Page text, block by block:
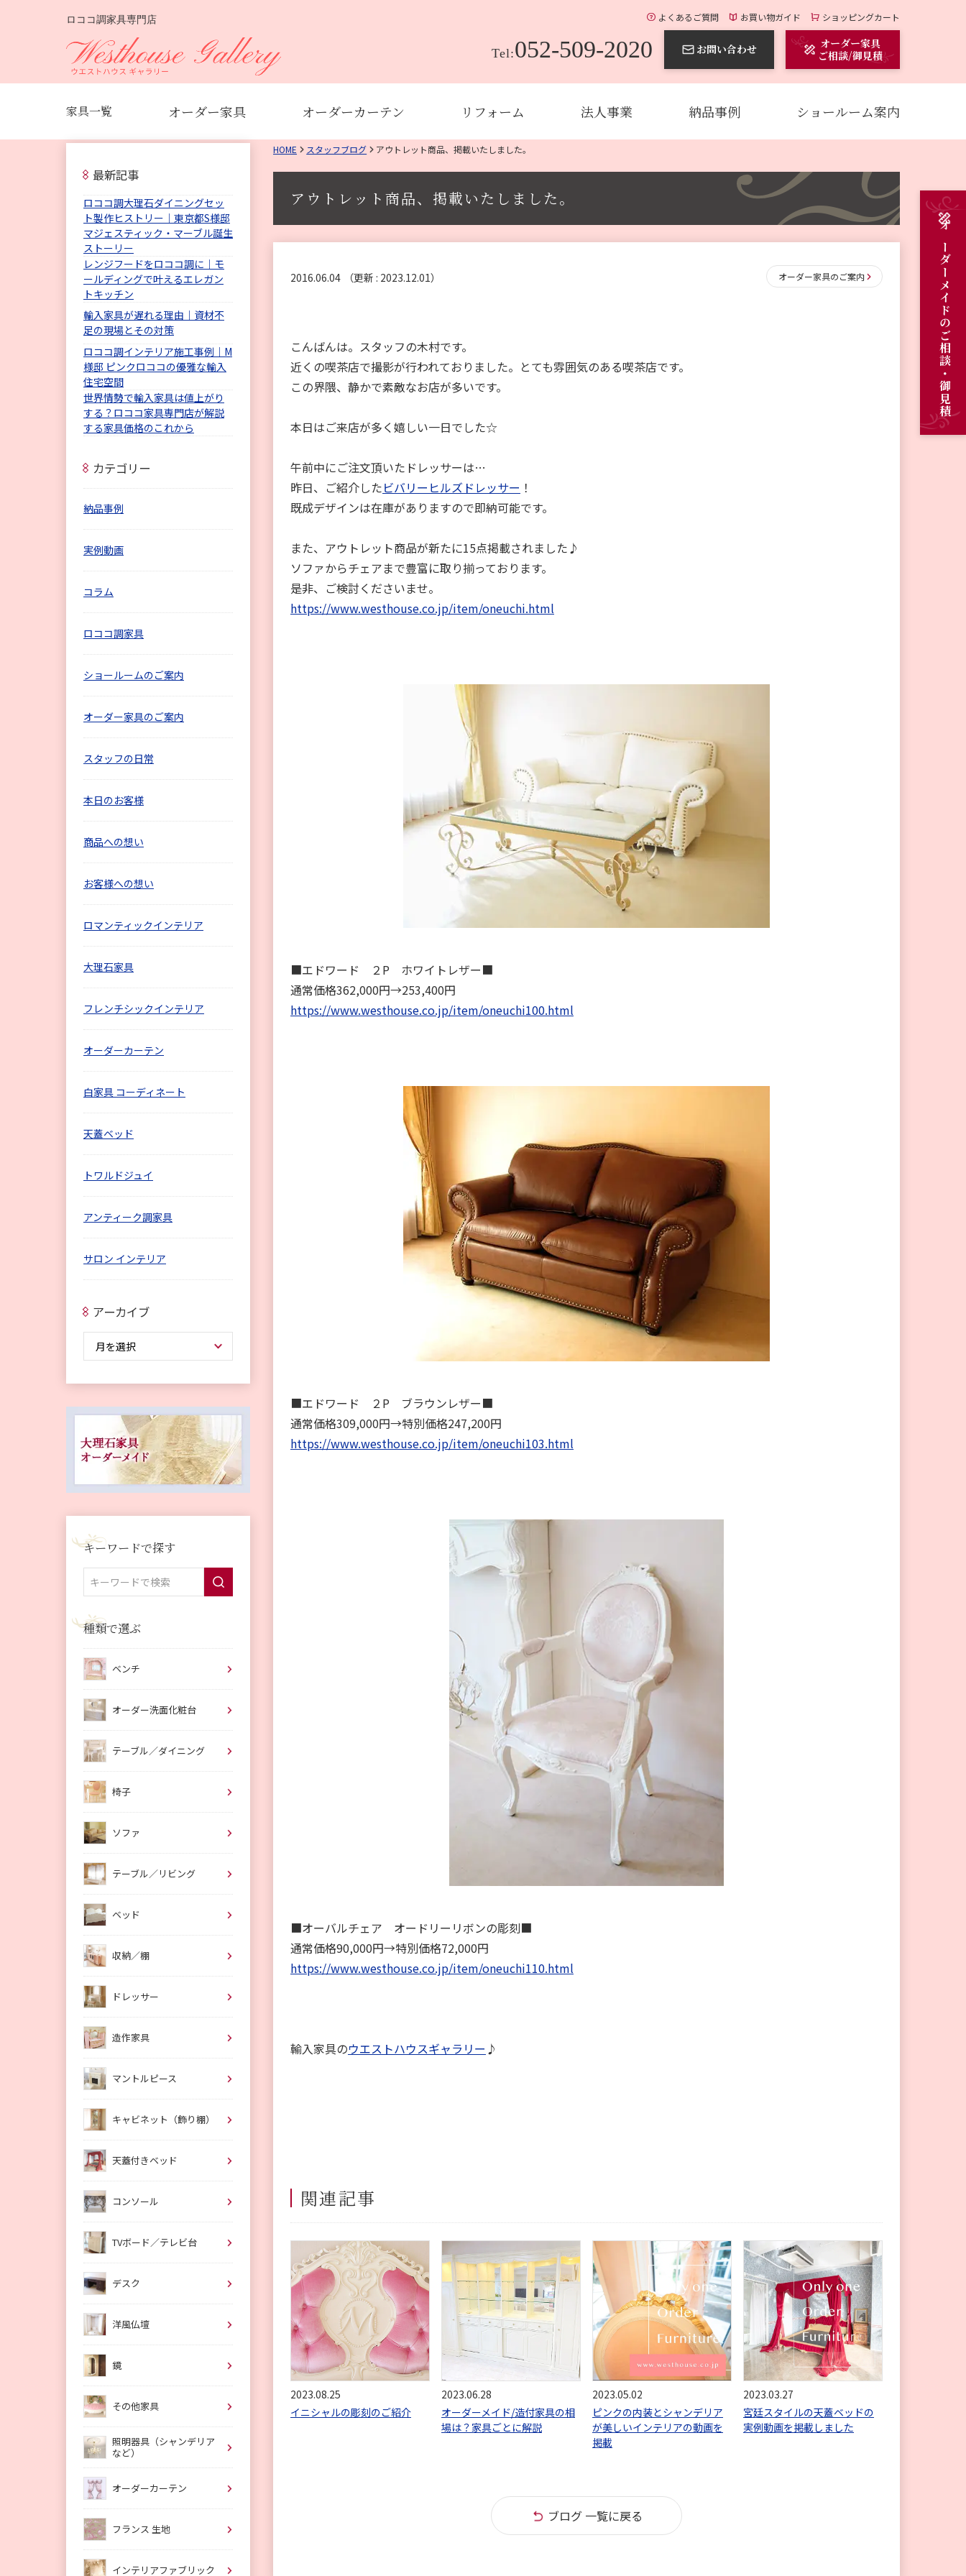
よくあるご質問 お買い物ガイド ショッピングカート
ロココ調家具専門店
Tel:052-509-2020 お問い合わせ
オーダー家具
ご相談/御見積
家具一覧 オーダー家具 オーダーカーテン リフォーム 法人事業 納品事例 ショールーム案内
オーダーメイドのご相談・御見積
HOME スタッフブログ アウトレット商品、掲載いたしました。
アウトレット商品、掲載いたしました。
2016.06.04 （更新 : 2023.12.01） オーダー家具のご案内
こんばんは。スタッフの木村です。
近くの喫茶店で撮影が行われておりました。とても雰囲気のある喫茶店です。
この界隈、静かで素敵なお店が多いです。
本日はご来店が多く嬉しい一日でした☆
午前中にご注文頂いたドレッサーは…
昨日、ご紹介したビバリーヒルズドレッサー ！
既成デザインは在庫がありますので即納可能です。
また、アウトレット商品が新たに15点掲載されました♪
ソファからチェアまで豊富に取り揃っております。
是非、ご検討くださいませ。
https://www.westhouse.co.jp/item/oneuchi.html
■エドワード ２P ホワイトレザー■
通常価格362,000円→253,400円
https://www.westhouse.co.jp/item/oneuchi100.html
■エドワード ２P ブラウンレザー■
通常価格309,000円→特別価格247,200円
https://www.westhouse.co.jp/item/oneuchi103.html
■オーバルチェア オードリーリボンの彫刻■
通常価格90,000円→特別価格72,000円
https://www.westhouse.co.jp/item/oneuchi110.html
輸入家具のウエストハウスギャラリー ♪
関連記事
2023.08.25
イニシャルの彫刻のご紹介
2023.06.28
オーダーメイド/造付家具の相
場は？家具ごとに解説
2023.05.02
ピンクの内装とシャンデリア
が美しいインテリアの動画を
掲載
2023.03.27
宮廷スタイルの天蓋ベッドの
実例動画を掲載しました
ブログ 一覧に戻る
最新記事
ロココ調大理石ダイニングセッ
ト製作ヒストリー｜東京都S様邸
マジェスティック・マーブル誕生
ストーリー
レンジフードをロココ調に｜モ
ールディングで叶えるエレガン
トキッチン
輸入家具が遅れる理由｜資材不
足の現場とその対策
ロココ調インテリア施工事例｜M
様邸 ピンクロココの優雅な輸入
住宅空間
世界情勢で輸入家具は値上がり
する？ロココ家具専門店が解説
する家具価格のこれから
カテゴリー
納品事例
実例動画
コラム
ロココ調家具
ショールームのご案内
オーダー家具のご案内
スタッフの日常
本日のお客様
商品への想い
お客様への想い
ロマンティックインテリア
大理石家具
フレンチシックインテリア
オーダーカーテン
白家具 コーディネート
天蓋ベッド
トワルドジュイ
アンティーク調家具
サロン インテリア
アーカイブ
キーワードで探す
種類で選ぶ
ベンチ
オーダー洗面化粧台
テーブル／ダイニング
椅子
ソファ
テーブル／リビング
ベッド
収納／棚
ドレッサー
造作家具
マントルピース
キャビネット（飾り棚）
天蓋付きベッド
コンソール
TVボード／テレビ台
デスク
洋風仏壇
鏡
その他家具
照明器具（シャンデリア
など）
オーダーカーテン
フランス 生地
インテリアファブリック